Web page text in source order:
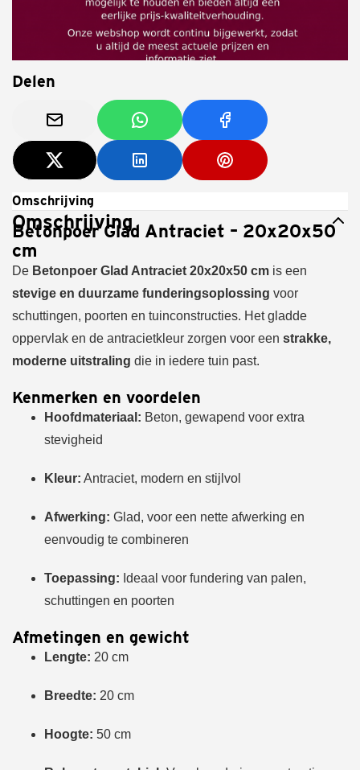
Delen
Omschrijving
Omschrijving
Betonpoer Glad Antraciet – 20x20x50
cm
De Betonpoer Glad Antraciet 20x20x50 cm is een
stevige en duurzame funderingsoplossing voor
schuttingen, poorten en tuinconstructies. Het gladde
oppervlak en de antracietkleur zorgen voor een strakke,
moderne uitstraling die in iedere tuin past.
Kenmerken en voordelen
Hoofdmateriaal: Beton, gewapend voor extra
stevigheid
Kleur: Antraciet, modern en stijlvol
Afwerking: Glad, voor een nette afwerking en
eenvoudig te combineren
Toepassing: Ideaal voor fundering van palen,
schuttingen en poorten
Afmetingen en gewicht
Lengte: 20 cm
Breedte: 20 cm
Hoogte: 50 cm